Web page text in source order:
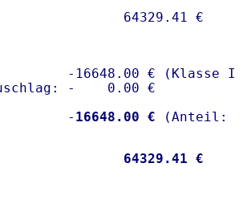
-16648.00 € (Klasse I)
-    0.00 €
- 16648.00 €
Brutto: 64329.41 €